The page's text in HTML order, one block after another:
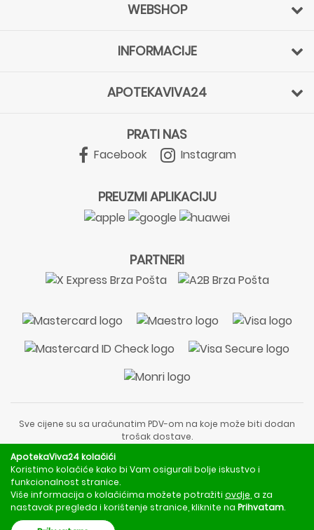
WEBSHOP
INFORMACIJE
APOTEKAVIVA24
PRATI NAS
Facebook Instagram
PREUZMI APLIKACIJU
PARTNERI
Sve cijene su sa uračunatim PDV-om na koje može biti dodan
trošak dostave.
liječnički pregled ili savjet farmaceuta.
Za obavijesti o mjerama opreza, rizicima i nuspojavama
obratite se svom liječniku ili farmaceutu.
Copyright © 2020 - 2026 | ApotekaViva24 | Sva prava zadržava
ApotekaViva24 kolačići
Koristimo kolačiće kako bi Vam osigurali bolje iskustvo i
funkcionalnost stranice.
Više informacija o kolačićima možete potražiti ovdje , a za
nastavak pregleda i korištenje stranice, kliknite na Prihvatam.